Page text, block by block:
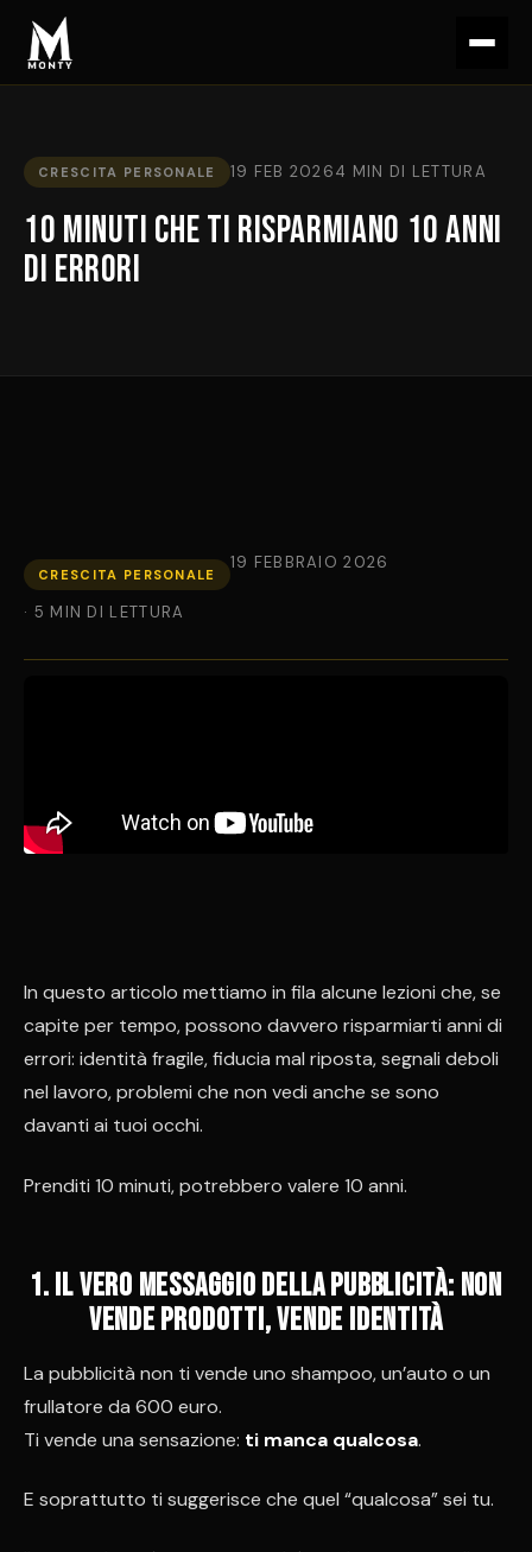
CRESCITA PERSONALE 19 FEB 20264 MIN DI LETTURA
10 minuti che ti risparmiano 10 anni
di errori
CRESCITA PERSONALE
19 FEBBRAIO 2026
· 5 MIN DI LETTURA
In questo articolo mettiamo in fila alcune lezioni che, se
capite per tempo, possono davvero risparmiarti anni di
errori: identità fragile, fiducia mal riposta, segnali deboli
nel lavoro, problemi che non vedi anche se sono
davanti ai tuoi occhi.
Prenditi 10 minuti, potrebbero valere 10 anni.
1. Il vero messaggio della pubblicità: non
vende prodotti, vende identità
La pubblicità non ti vende uno shampoo, un’auto o un
frullatore da 600 euro.
Ti vende una sensazione: ti manca qualcosa.
E soprattutto ti suggerisce che quel “qualcosa” sei tu.